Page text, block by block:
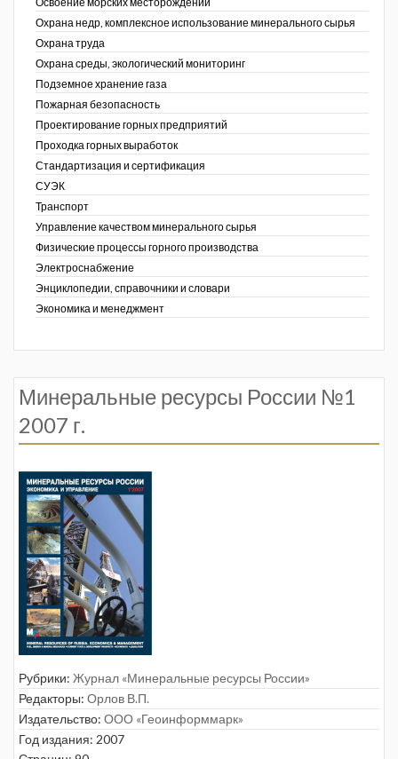
Охрана недр, комплексное использование минерального сырья
Охрана труда
Охрана среды, экологический мониторинг
Подземное хранение газа
Пожарная безопасность
Проектирование горных предприятий
Проходка горных выработок
Стандартизация и сертификация
СУЭК
Транспорт
Управление качеством минерального сырья
Физические процессы горного производства
Электроснабжение
Энциклопедии, справочники и словари
Экономика и менеджмент
Минеральные ресурсы России №1
2007 г.
Рубрики: Журнал «Минеральные ресурсы России»
Редакторы: Орлов В.П.
Издательство: ООО «Геоинформмарк»
Год издания: 2007